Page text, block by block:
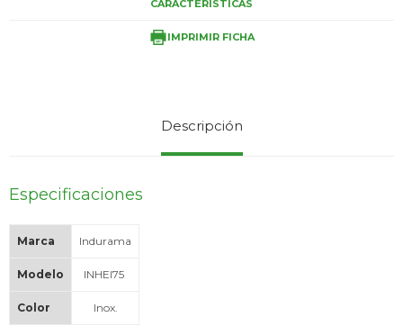
CARACTERÍSTICAS
IMPRIMIR FICHA
Descripción
Especificaciones
Marca Indurama
Modelo INHEI75
Color Inox.
Service